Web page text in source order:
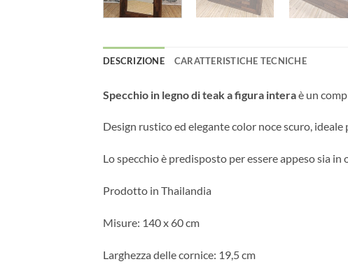
DESCRIZIONE CARATTERISTICHE TECNICHE
Specchio in legno di teak a figura interaè un
Design rustico ed elegante color noce scuro,
Lo specchio è predisposto per essere appeso sia
Prodotto in Thailandia
Misure: 140 x 60 cm
Larghezza delle cornice: 19,5 cm